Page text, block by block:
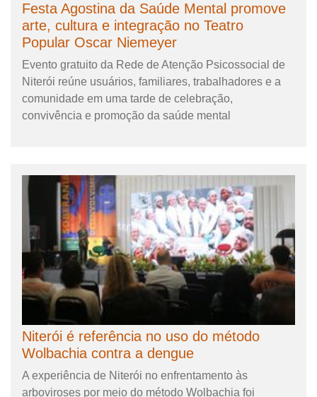
Festa Agostina da Saúde Mental promove
arte, cultura e integração no Teatro
Popular Oscar Niemeyer
Evento gratuito da Rede de Atenção Psicossocial de
Niterói reúne usuários, familiares, trabalhadores e a
comunidade em uma tarde de celebração,
convivência e promoção da saúde mental
Niterói é referência no uso do método
Wolbachia contra a dengue
A experiência de Niterói no enfrentamento às
arboviroses por meio do método Wolbachia foi